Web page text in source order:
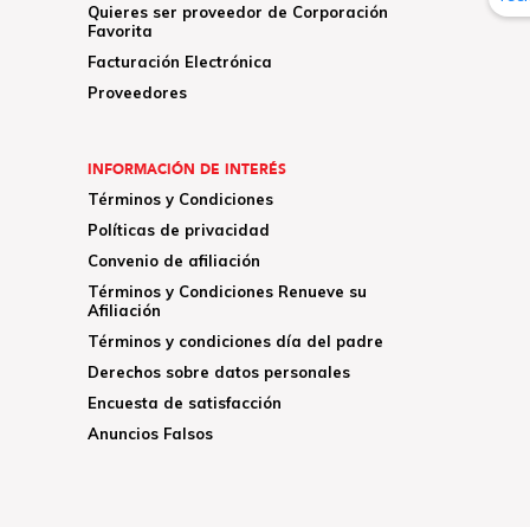
Quieres ser proveedor de Corporación
Favorita
Facturación Electrónica
Proveedores
INFORMACIÓN DE INTERÉS
Términos y Condiciones
Políticas de privacidad
Convenio de afiliación
Términos y Condiciones Renueve su
Afiliación
Términos y condiciones día del padre
Derechos sobre datos personales
Encuesta de satisfacción
Anuncios Falsos